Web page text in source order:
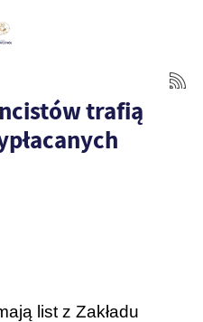
trafią
list z Zakładu